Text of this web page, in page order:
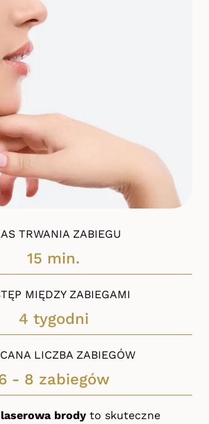
TRWANIA ZABIEGU
15 min.
MIĘDZY ZABIEGAMI
4 tygodni
LICZBA ZABIEGÓW
- 8 zabiegów
brodyto skuteczne